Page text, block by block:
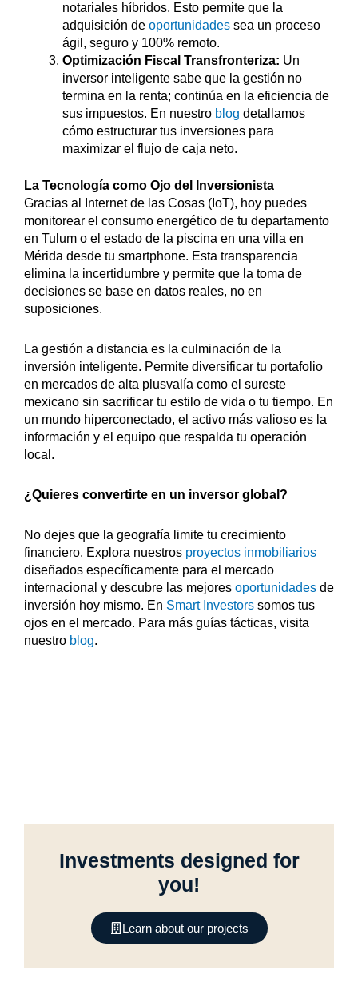
notariales híbridos. Esto permite que la
adquisición de oportunidades sea un proceso
ágil, seguro y 100% remoto.
Optimización Fiscal Transfronteriza: Un
inversor inteligente sabe que la gestión no
termina en la renta; continúa en la eficiencia de
sus impuestos. En nuestro blog detallamos
cómo estructurar tus inversiones para
maximizar el flujo de caja neto.
La Tecnología como Ojo del Inversionista
Gracias al Internet de las Cosas (IoT), hoy puedes
monitorear el consumo energético de tu departamento
en Tulum o el estado de la piscina en una villa en
Mérida desde tu smartphone. Esta transparencia
elimina la incertidumbre y permite que la toma de
decisiones se base en datos reales, no en
suposiciones.
La gestión a distancia es la culminación de la
inversión inteligente. Permite diversificar tu portafolio
en mercados de alta plusvalía como el sureste
mexicano sin sacrificar tu estilo de vida o tu tiempo. En
un mundo hiperconectado, el activo más valioso es la
información y el equipo que respalda tu operación
local.
¿Quieres convertirte en un inversor global?
No dejes que la geografía limite tu crecimiento
financiero. Explora nuestros proyectos inmobiliarios
diseñados específicamente para el mercado
internacional y descubre las mejores oportunidades de
inversión hoy mismo. En Smart Investors somos tus
ojos en el mercado. Para más guías tácticas, visita
nuestro blog.
Investments designed for
you!
Learn about our projects